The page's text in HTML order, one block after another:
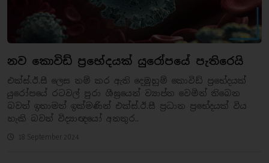
නව කොවිඩ් ප්‍රභේදයක් යුරෝපයේ පැතිරෙයි
එක්ස්.ඊ.සී ලෙස නම් කර ඇති දෙමුහුම් කොවිඩ් ප්‍රභේදයක්
යුරෝපයේ රටවල් පුරා ශීඝ්‍රයෙන් ව්‍යාප්ත වෙමින් තිබෙන
බවත් ඉතාමත් ඉක්මණින් එක්ස්.ඊ.සී ප්‍රධාන ප්‍රභේදයක් විය
හැකි බවත් විද්‍යාඥයෝ අනතුර..
18 September 2024